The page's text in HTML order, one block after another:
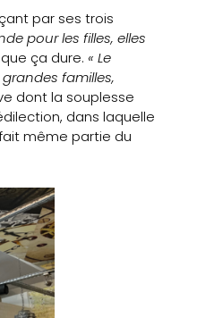
par ses trois
pour les filles, elles
ça dure. « Le
familles,
dont la souplesse
dans laquelle
même partie du